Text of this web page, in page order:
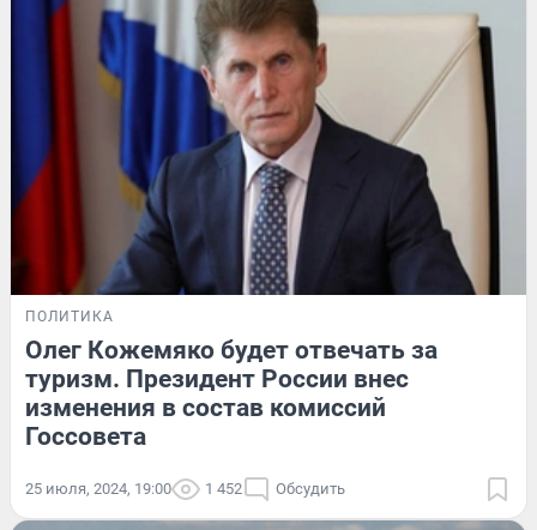
ПОЛИТИКА
Олег Кожемяко будет отвечать за
туризм. Президент России внес
изменения в состав комиссий
Госсовета
25 июля, 2024, 19:00 1 452 Обсудить